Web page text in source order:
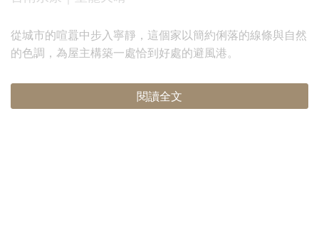
從城市的喧囂中步入寧靜，這個家以簡約俐落的線條與自然
的色調，為屋主構築一處恰到好處的避風港。
閱讀全文